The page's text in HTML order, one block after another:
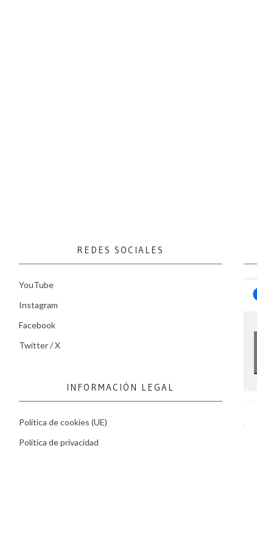
REDES SOCIALES
YouTube
Instagram
Facebook
Twitter / X
INFORMACIÓN LEGAL
Política de cookies (UE)
Política de privacidad